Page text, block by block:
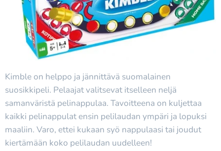
Kimble on helppo ja jännittävä suomalainen
suosikkipeli. Pelaajat valitsevat itselleen neljä
samanväristä pelinappulaa. Tavoitteena on kuljettaa
kaikki pelinappulat ensin pelilaudan ympäri ja lopuksi
maaliin. Varo, ettei kukaan syö nappulaasi tai joudut
kiertämään koko pelilaudan uudelleen!